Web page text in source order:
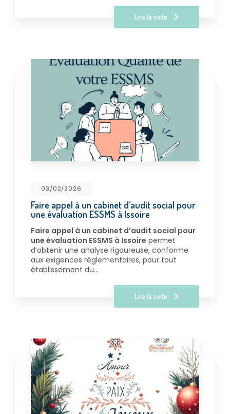
Lire la suite
03/02/2026
Faire appel à un cabinet d’audit social pour
une évaluation ESSMS à Issoire
Faire appel à un cabinet d’audit social pour
une évaluation ESSMS à Issoire permet
d’obtenir une analyse rigoureuse, conforme
aux exigences réglementaires, pour tout
établissement du…
Lire la suite